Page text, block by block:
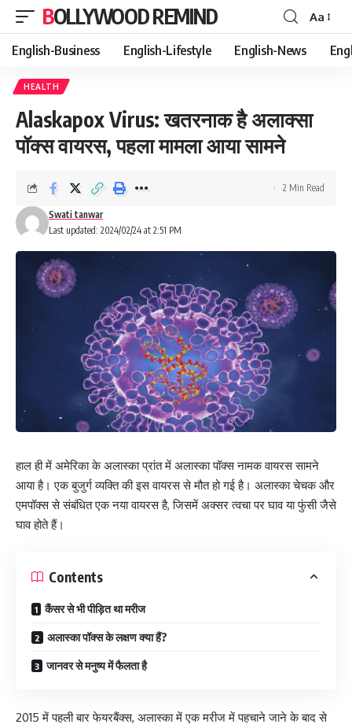
BOLLYWOOD REMIND
Font
Resizer
Aa
English-Business English-Lifestyle English-News
HEALTH
Alaskapox Virus: खतरनाक है अलाक्सा
पॉक्स वायरस, पहला मामला आया सामने
Last updated: 2024/02/24 at 2:51 PM
Swati tanwar
2 Min Read
हाल ही में अमेरिका के अलास्का प्रांत में अलास्का पॉक्स नामक वायरस सामने
आया है। एक बुजुर्ग व्यक्ति की इस वायरस से मौत हो गई है। अलास्का चेचक और
एमपॉक्स से संबंधित एक नया वायरस है, जिसमें अक्सर त्वचा पर घाव या फुंसी जैसे
घाव होते हैं।
Contents
कैंसर से भी पीड़ित था मरीज
अलास्का पॉक्स के लक्षण क्या हैं?
जानवर से मनुष्य में फैलता है
2015 में पहली बार फेयरबैंक्स, अलास्का में एक मरीज में पहचाने जाने के बाद से